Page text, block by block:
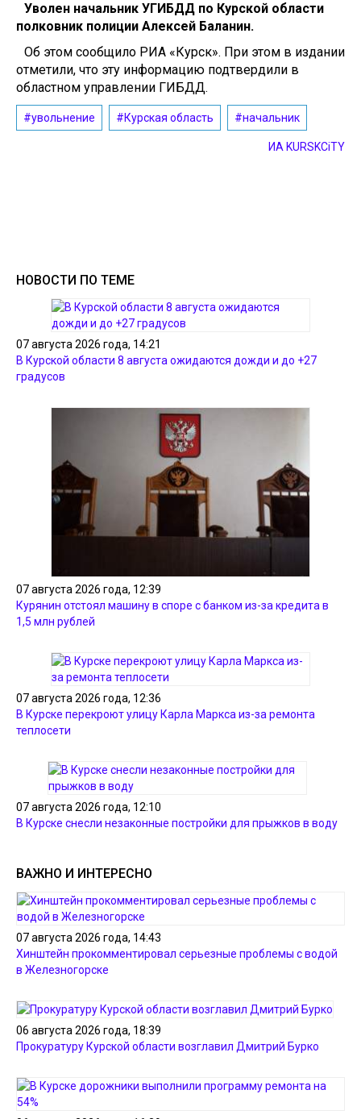
Уволен начальник УГИБДД по Курской области
полковник полиции Алексей Баланин.
Об этом сообщило РИА «Курск». При этом в издании
отметили, что эту информацию подтвердили в
областном управлении ГИБДД.
#увольнение #Курская область #начальник
ИА KURSKCiTY
НОВОСТИ ПО ТЕМЕ
07 августа 2026 года, 14:21
В Курской области 8 августа ожидаются дожди и до +27
градусов
07 августа 2026 года, 12:39
Курянин отстоял машину в споре с банком из-за кредита в
1,5 млн рублей
07 августа 2026 года, 12:36
В Курске перекроют улицу Карла Маркса из-за ремонта
теплосети
07 августа 2026 года, 12:10
В Курске снесли незаконные постройки для прыжков в воду
ВАЖНО И ИНТЕРЕСНО
07 августа 2026 года, 14:43
Хинштейн прокомментировал серьезные проблемы с водой
в Железногорске
06 августа 2026 года, 18:39
Прокуратуру Курской области возглавил Дмитрий Бурко